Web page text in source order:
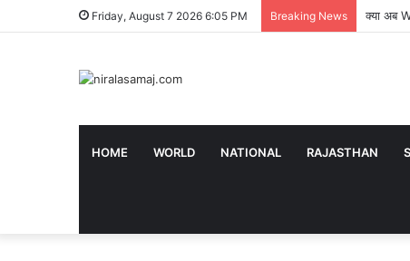
Friday, August 7 2026 6:05 PM Breaking News क्या अब
HOME WORLD NATIONAL RAJASTHAN